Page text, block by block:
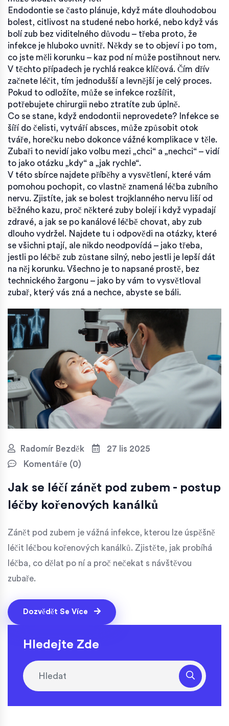
Endodontie se často plánuje, když máte dlouhodobou
bolest, citlivost na studené nebo horké, nebo když vás
bolí zub bez viditelného důvodu – třeba proto, že
infekce je hluboko uvnitř. Někdy se to objeví i po tom,
co jste měli korunku – kaz pod ní může postihnout nerv.
V těchto případech je rychlá reakce klíčová. Čím dřív
začnete léčit, tím jednodušší a levnější je celý proces.
Pokud to odložíte, může se infekce rozšířit,
potřebujete chirurgii nebo ztratíte zub úplně.
Co se stane, když endodontii neprovedete? Infekce se
šíří do čelisti, vytváří absces, může způsobit otok
tváře, horečku nebo dokonce vážné komplikace v těle.
Zubaři to nevidí jako volbu mezi „chci“ a „nechci“ – vidí
to jako otázku „kdy“ a „jak rychle“.
V této sbírce najdete příběhy a vysvětlení, které vám
pomohou pochopit, co vlastně znamená léčba zubního
nervu. Zjistíte, jak se bolest trojklanného nervu liší od
běžného kazu, proč některé zuby bolejí i když vypadají
zdravé, a jak se po kanálové léčbě chovat, aby zub
dlouho vydržel. Najdete tu i odpovědi na otázky, které
se všichni ptají, ale nikdo neodpovídá – jako třeba,
jestli po léčbě zub zůstane silný, nebo jestli je lepší dát
na něj korunku. Všechno je to napsané prostě, bez
technického žargonu – jako by vám to vysvětloval
zubař, který vás zná a nechce, abyste se báli.
Radomír Bezděk
27 lis 2025
Komentáře (0)
Jak se léčí zánět pod zubem - postup
léčby kořenových kanálků
Zánět pod zubem je vážná infekce, kterou lze úspěšně
léčit léčbou kořenových kanálků. Zjistěte, jak probíhá
léčba, co dělat po ní a proč nečekat s návštěvou
zubaře.
Dozvědět Se Více
Hledejte Zde